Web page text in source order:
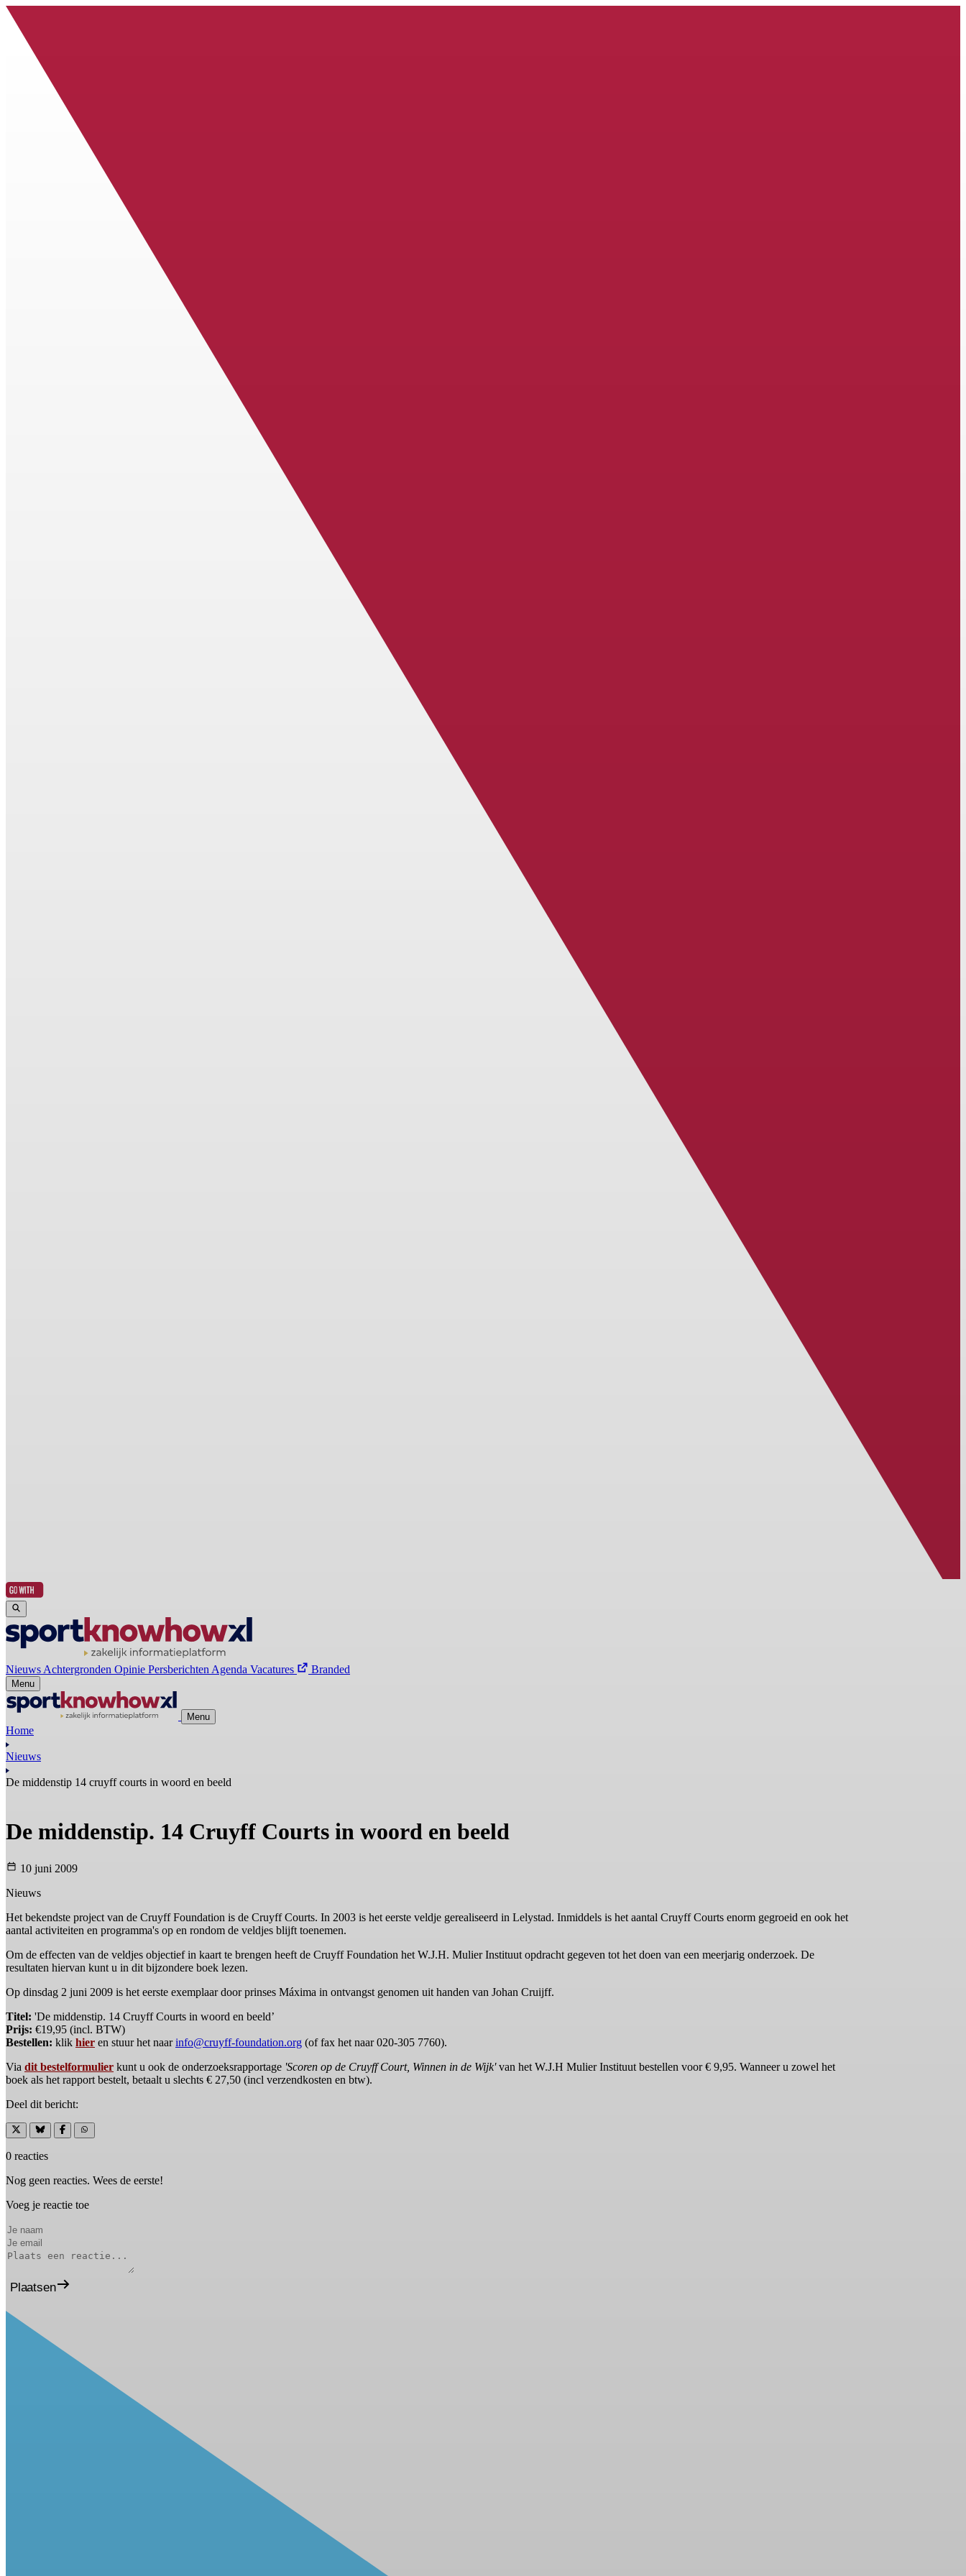
Nieuws Achtergronden Opinie Persberichten Agenda Vacatures Branded
Menu
Menu
Home
Nieuws
De middenstip 14 cruyff courts in woord en beeld
De middenstip. 14 Cruyff Courts in woord en beeld
10 juni 2009
Nieuws
Het bekendste project van de Cruyff Foundation is de Cruyff Courts. In 2003 is het eerste veldje gerealiseerd in Lelystad. Inmiddels is het aantal Cruyff Courts enorm gegroeid en ook het
aantal activiteiten en programma's op en rondom de veldjes blijft toenemen.
Om de effecten van de veldjes objectief in kaart te brengen heeft de Cruyff Foundation het W.J.H. Mulier Instituut opdracht gegeven tot het doen van een meerjarig onderzoek. De
resultaten hiervan kunt u in dit bijzondere boek lezen.
Op dinsdag 2 juni 2009 is het eerste exemplaar door prinses Máxima in ontvangst genomen uit handen van Johan Cruijff.
Titel: 'De middenstip. 14 Cruyff Courts in woord en beeld’
Prijs: €19,95 (incl. BTW)
Bestellen: klik hier en stuur het naarinfo@cruyff-foundation.org (of fax het naar 020-305 7760).
Via dit bestelformulier kunt u ook de onderzoeksrapportage 'Scoren op de Cruyff Court, Winnen in de Wijk'van het W.J.H Mulier Instituut bestellen voor € 9,95. Wanneer u zowel het
boek als het rapport bestelt, betaalt u slechts € 27,50 (incl verzendkosten en btw).
Deel dit bericht:
0 reacties
Nog geen reacties. Wees de eerste!
Voeg je reactie toe
Plaatsen